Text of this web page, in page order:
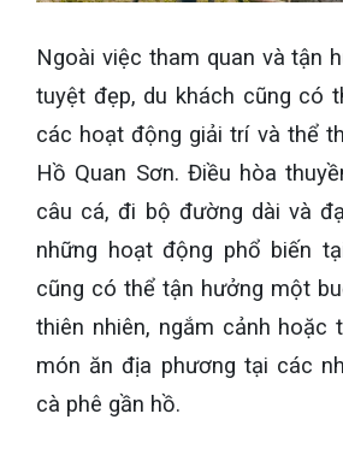
Ngoài việc tham quan và tận
tuyệt đẹp, du khách cũng có
các hoạt động giải trí và thể
Hồ Quan Sơn. Điều hòa
câu cá, đi bộ đường dài và
những hoạt động phổ biến
cũng có thể tận hưởng một
thiên nhiên, ngắm cảnh hoặc
món ăn địa phương tại các
cà phê gần hồ.